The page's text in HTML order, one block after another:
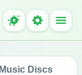
Discs